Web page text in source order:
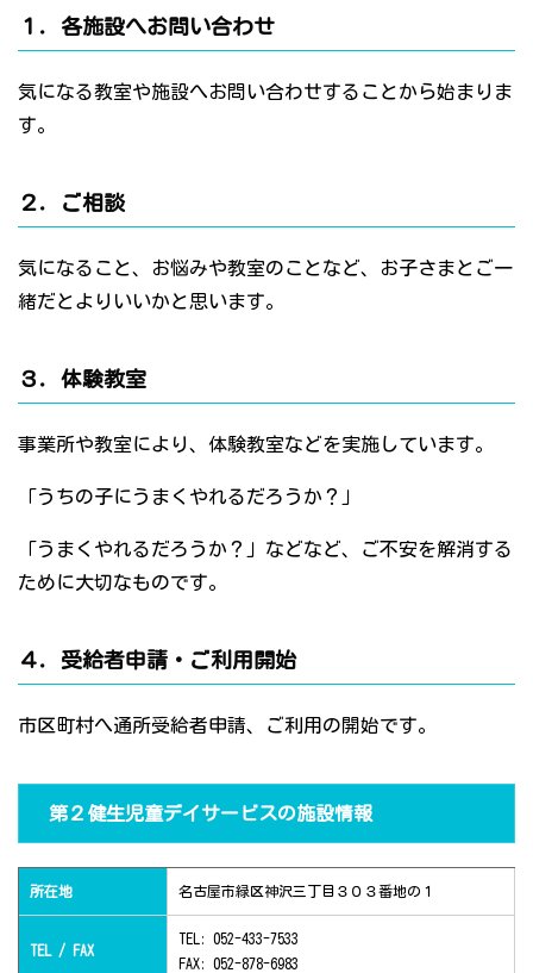
１．各施設へお問い合わせ
気になる教室や施設へお問い合わせすることから始まりま
す。
２．ご相談
気になること、お悩みや教室のことなど、お子さまとご一
緒だとよりいいかと思います。
３．体験教室
事業所や教室により、体験教室などを実施しています。
「うちの子にうまくやれるだろうか？」
「うまくやれるだろうか？」などなど、ご不安を解消する
ために大切なものです。
４．受給者申請・ご利用開始
市区町村へ通所受給者申請、ご利用の開始です。
第２健生児童デイサービスの施設情報
所在地 名古屋市緑区神沢三丁目３０３番地の１
TEL / FAX
TEL: 052-433-7533
FAX: 052-878-6983